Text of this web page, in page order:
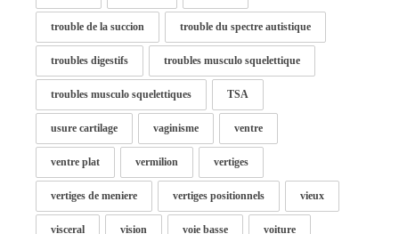
trouble de la succion trouble du spectre autistique
troubles digestifs troubles musculo squelettique
troubles musculo squelettiques TSA
usure cartilage vaginisme ventre
ventre plat vermilion vertiges
vertiges de meniere vertiges positionnels vieux
visceral vision voie basse voiture